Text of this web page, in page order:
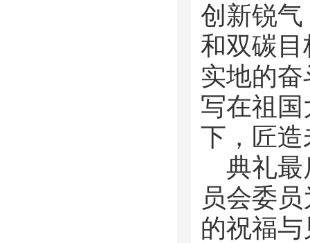
创新锐
和双碳
实地的
写在祖
下，匠
典礼
员会委
的祝福